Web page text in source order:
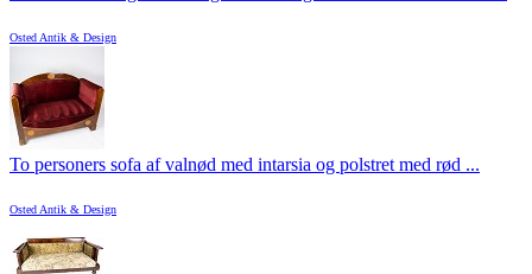
Osted Antik & Design
To personers sofa af valnød med intarsia og polstret med rød ...
Osted Antik & Design